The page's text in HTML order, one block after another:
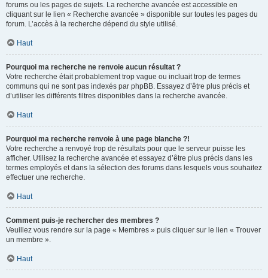
forums ou les pages de sujets. La recherche avancée est accessible en
cliquant sur le lien « Recherche avancée » disponible sur toutes les pages du
forum. L’accès à la recherche dépend du style utilisé.
Haut
Pourquoi ma recherche ne renvoie aucun résultat ?
Votre recherche était probablement trop vague ou incluait trop de termes
communs qui ne sont pas indexés par phpBB. Essayez d’être plus précis et
d’utiliser les différents filtres disponibles dans la recherche avancée.
Haut
Pourquoi ma recherche renvoie à une page blanche ?!
Votre recherche a renvoyé trop de résultats pour que le serveur puisse les
afficher. Utilisez la recherche avancée et essayez d’être plus précis dans les
termes employés et dans la sélection des forums dans lesquels vous souhaitez
effectuer une recherche.
Haut
Comment puis-je rechercher des membres ?
Veuillez vous rendre sur la page « Membres » puis cliquer sur le lien « Trouver
un membre ».
Haut